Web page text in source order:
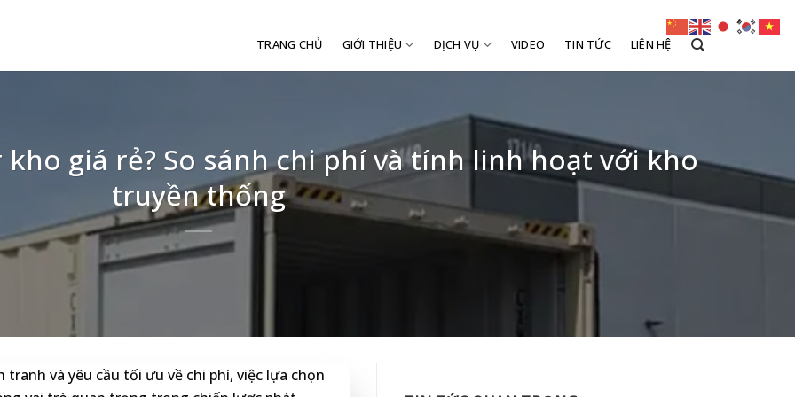
TRANG CHỦ GIỚI THIỆU DỊCH VỤ VIDEO TIN TỨC LIÊN HỆ
giá rẻ? So sánh chi phí và tính linh hoạt với kho
truyền thống
và yêu cầu tối ưu về chi phí, việc lựa chọn